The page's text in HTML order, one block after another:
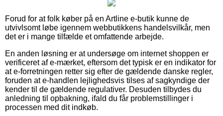
Forud for at folk køber på en Artline e-butik kunne de
utvivlsomt løbe igennem webbutikkens handelsvilkår, men
det er i mange tilfælde et omfattende arbejde.
En anden løsning er at undersøge om internet shoppen er
verificeret af e-mærket, eftersom det typisk er en indikator for
at e-forretningen retter sig efter de gældende danske regler,
foruden at e-handlen lejlighedsvis tilses af sagkyndige der
kender til de gældende regulativer. Desuden tilbydes du
anledning til opbakning, ifald du får problemstillinger i
processen med dit indkøb.